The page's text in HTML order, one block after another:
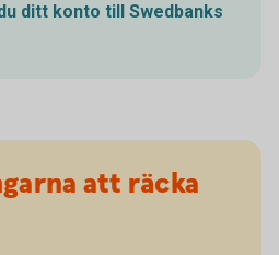
ditt konto till Swedbanks
att räcka